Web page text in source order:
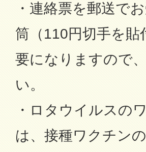
・連絡票を郵送で
筒（110円切手を
要になりますので
い。
・ロタウイルスの
は、接種ワクチン